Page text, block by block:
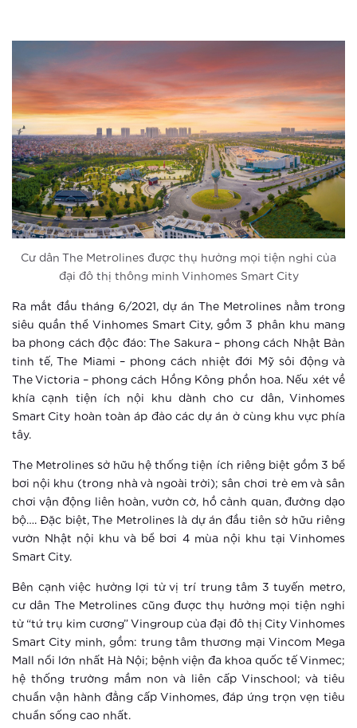
Cư dân The Metrolines được thụ hưởng mọi tiện nghi của
đại đô thị thông minh Vinhomes Smart City
Ra mắt đầu tháng 6/2021, dự án The Metrolines nằm trong
siêu quần thể Vinhomes Smart City, gồm 3 phân khu mang
ba phong cách độc đáo: The Sakura – phong cách Nhật Bản
tinh tế, The Miami – phong cách nhiệt đới Mỹ sôi động và
The Victoria – phong cách Hồng Kông phồn hoa. Nếu xét về
khía cạnh tiện ích nội khu dành cho cư dân, Vinhomes
Smart City hoàn toàn áp đảo các dự án ở cùng khu vực phía
tây.
The Metrolines sở hữu hệ thống tiện ích riêng biệt gồm 3 bể
bơi nội khu (trong nhà và ngoài trời); sân chơi trẻ em và sân
chơi vận động liên hoàn, vườn cờ, hồ cảnh quan, đường dạo
bộ…. Đặc biệt, The Metrolines là dự án đầu tiên sở hữu riêng
vườn Nhật nội khu và bể bơi 4 mùa nội khu tại Vinhomes
Smart City.
Bên cạnh việc hưởng lợi từ vị trí trung tâm 3 tuyến metro,
cư dân The Metrolines cũng được thụ hưởng mọi tiện nghi
từ “tứ trụ kim cương” Vingroup của đại đô thị City Vinhomes
Smart City minh, gồm: trung tâm thương mại Vincom Mega
Mall nổi lớn nhất Hà Nội; bệnh viện đa khoa quốc tế Vinmec;
hệ thống trường mầm non và liên cấp Vinschool; và tiêu
chuẩn vận hành đẳng cấp Vinhomes, đáp ứng trọn vẹn tiêu
chuẩn sống cao nhất.
Thành phố thông minh khác xa khu
căn hộ thông thường ra sao?
Xem thêm
Cư dân nhí được sống trong môi
trường an toàn mức cao tại Vinhomes
Smart City
Xem thêm
Vingroup tiên phong ứng dụng công
nghệ thông minh, nâng tầm cuộc sống
City
Xem thêm
So sánh Căn hộ thông minh với Đô thị
thông minh
Xem thêm
chưa từng có tại Vinhomes Smart
City
Xem thêm
5 thay đổi tuyệt vời khi sống tại
Vinhomes Smart City
Xem thêm
Trải nghiệm sống thời thượng thời
đại 4.0 tại đô thị thông minh của
Vingroup
Xem thêm
Điểm danh 3 đô thị thông minh hàng